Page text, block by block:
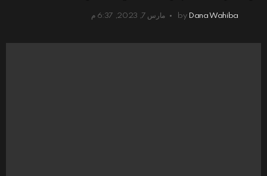
by Dana Wahiba مارس 7, 2023, 6:37 م